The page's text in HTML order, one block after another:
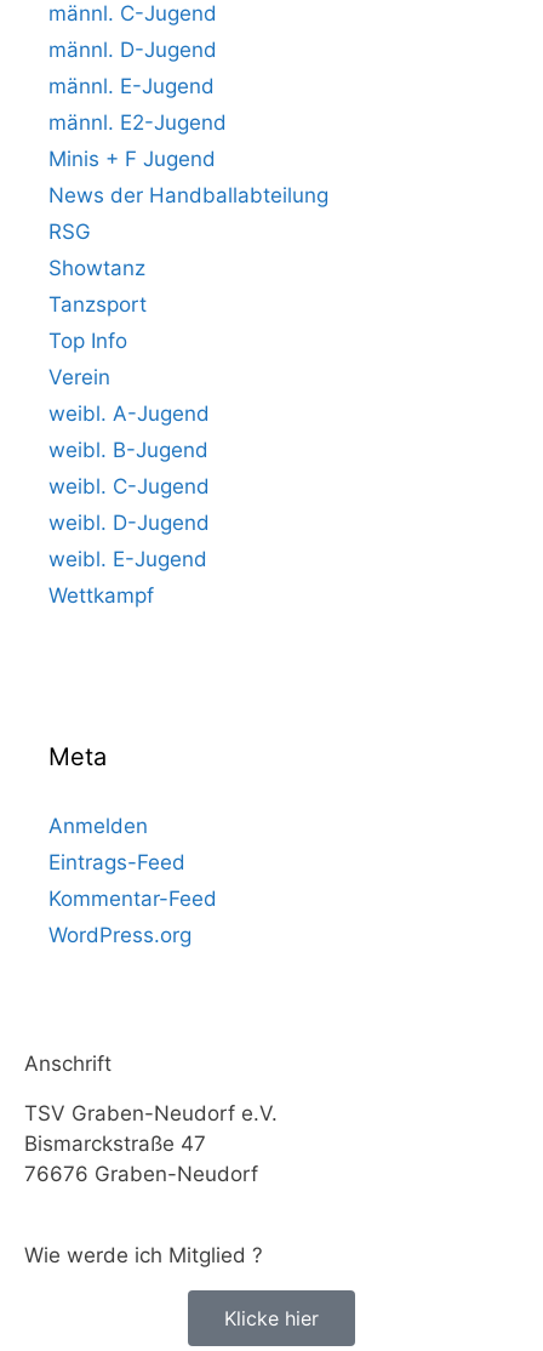
männl. C-Jugend
männl. D-Jugend
männl. E-Jugend
männl. E2-Jugend
Minis + F Jugend
News der Handballabteilung
RSG
Showtanz
Tanzsport
Top Info
Verein
weibl. A-Jugend
weibl. B-Jugend
weibl. C-Jugend
weibl. D-Jugend
weibl. E-Jugend
Wettkampf
Meta
Anmelden
Eintrags-Feed
Kommentar-Feed
WordPress.org
Anschrift
TSV Graben-Neudorf e.V.
Bismarckstraße 47
76676 Graben-Neudorf
Wie werde ich Mitglied ?
Klicke hier